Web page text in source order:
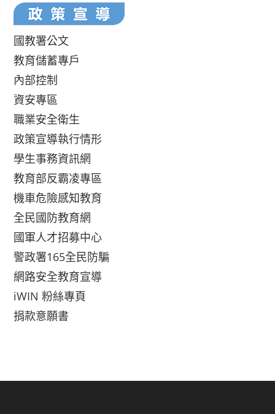
國教署公文
教育儲蓄專戶
內部控制
資安專區
職業安全衛生
政策宣導執行情形
學生事務資訊網
教育部反霸凌專區
機車危險感知教育
全民國防教育網
國軍人才招募中心
警政署165全民防騙
網路安全教育宣導
iWIN 粉絲專頁
捐款意願書